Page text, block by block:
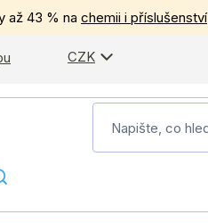
až 43 % na chemii i příslušenství
CZK